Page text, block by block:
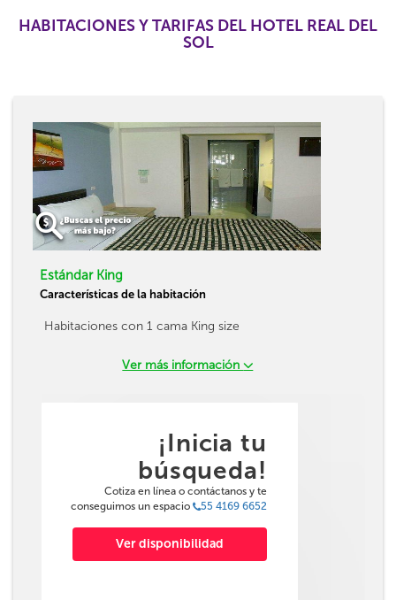
HABITACIONES Y TARIFAS DEL HOTEL REAL DEL
SOL
Estándar King
Características de la habitación
Habitaciones con 1 cama King size
Ver más información
¡Inicia tu
búsqueda!
Cotiza en línea o contáctanos y te
conseguimos un espacio
55 4169 6652
Ver disponibilidad